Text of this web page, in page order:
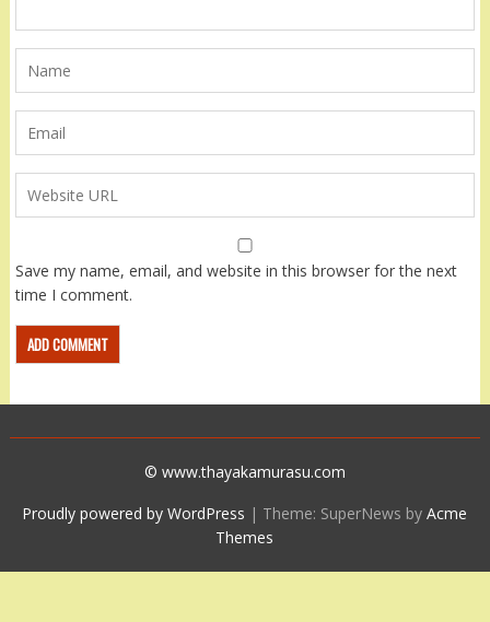
Save my name, email, and website in this browser for the next
time I comment.
© www.thayakamurasu.com
Proudly powered by WordPress | Theme: SuperNews byAcme
Themes